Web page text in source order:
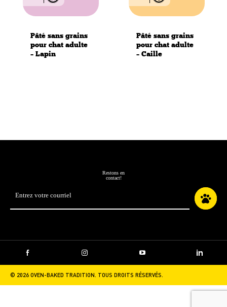
Pâté sans grains
pour chat adulte
– Lapin
Pâté sans grains
pour chat adulte
– Caille
Restons en
contact!
courriel *
© 2026 OVEN-BAKED TRADITION. TOUS DROITS RÉSERVÉS.